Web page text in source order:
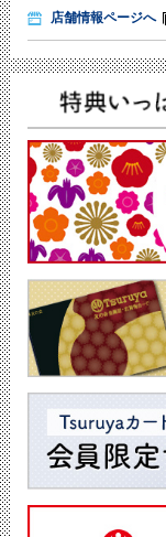
店舗情報ページへ